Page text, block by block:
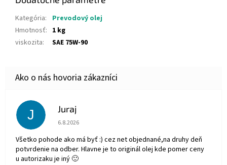
Kategória:
Prevodový olej
Hmotnosť: 1 kg
viskozita: SAE 75W-90
J Juraj
Hodnotenie obchodu je 5 z 5 hviezdičiek.
6.8.2026
Všetko pohode ako má byť :) cez net objednané,na druhy deň
potvrdenie na odber. Hlavne je to originál olej kde pomer ceny
u autorizaku je iný 🙂